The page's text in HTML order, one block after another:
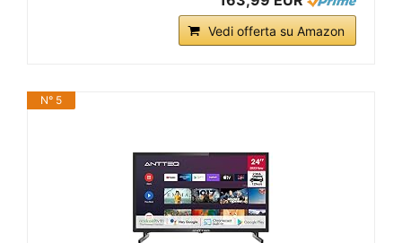
Vedi offerta su Amazon
N° 5